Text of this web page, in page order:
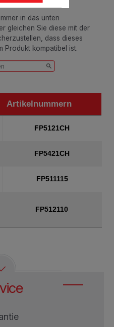
in das unten
gleichen Sie diese mit der
dass dieses
Produkt kompatibel ist.
Artikelnummern
FP5121CH
FP5421CH
FP511115
FP512110